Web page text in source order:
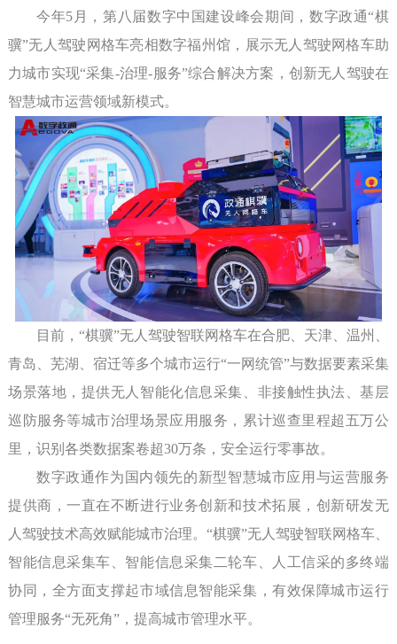
今年5月，第八届数字中国建设峰会期间，数字政通“棋
骥”无人驾驶网格车亮相数字福州馆，展示无人驾驶网格车助
力城市实现“采集-治理-服务”综合解决方案，创新无人驾驶在
智慧城市运营领域新模式。
目前，“棋骥”无人驾驶智联网格车在合肥、天津、温州、
青岛、芜湖、宿迁等多个城市运行“一网统管”与数据要素采集
场景落地，提供无人智能化信息采集、非接触性执法、基层
巡防服务等城市治理场景应用服务，累计巡查里程超五万公
里，识别各类数据案卷超30万条，安全运行零事故。
数字政通作为国内领先的新型智慧城市应用与运营服务
提供商，一直在不断进行业务创新和技术拓展，创新研发无
人驾驶技术高效赋能城市治理。“棋骥”无人驾驶智联网格车、
智能信息采集车、智能信息采集二轮车、人工信采的多终端
协同，全方面支撑起市域信息智能采集，有效保障城市运行
管理服务“无死角”，提高城市管理水平。